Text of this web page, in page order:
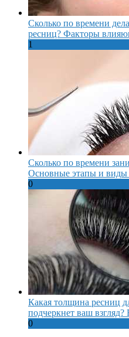
Сколько по времени
ресниц? Факторы
1
Сколько по времени
Основные этапы и виды
0
Какая толщина ресниц
подчеркнет ваш
0